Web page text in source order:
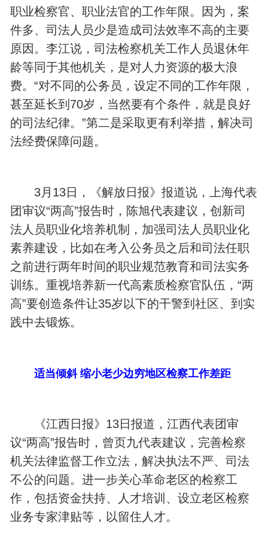
职业检察官、职业法官的工作年限。因为，案
件多、司法人员少是造成司法效率不高的主要
原因。李江说，司法检察机关工作人员退休年
龄等同于其他机关，是对人力资源的极大浪
费。“对不同的公务员，设定不同的工作年限，
甚至延长到70岁，当然要有个条件，就是良好
的司法纪律。”第二是采取更有利举措，解决司
法经费保障问题。
3月13日，《解放日报》报道说，上海代表
团审议“两高”报告时，陈旭代表建议，创新司
法人员职业化培养机制，加强司法人员职业化
素养建设，比如在考入公务员之后和司法任职
之前进行两年时间的职业规范教育和司法实务
训练。重视培养新一代高素质检察官队伍，“两
高”要创造条件让35岁以下的干警到社区、到实
践中去锻炼。
适当倾斜 缩小老少边穷地区检察工作差距
《江西日报》13日报道，江西代表团审
议“两高”报告时，曾页九代表建议，完善检察
机关法律监督工作立法，解决执法不严、司法
不公的问题。进一步关心革命老区的检察工
作，包括资金扶持、人才培训、设立老区检察
业务专家津贴等，以留住人才。